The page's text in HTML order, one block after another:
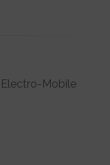
Electro-Mobile